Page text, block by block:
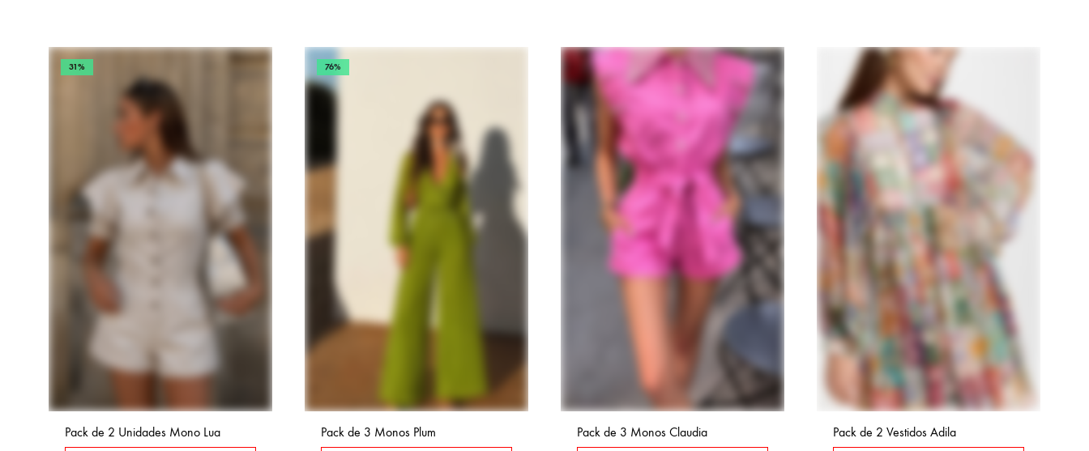
31%
Pack de 2 Unidades Mono Lua
76%
Pack de 3 Monos Plum Pack de 3 Monos Claudia Pack de 2 Vestidos Adila